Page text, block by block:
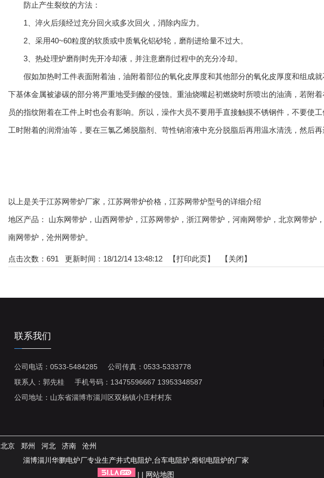
防止产生裂纹的方法：
1、淬火后须经过充分回火或多次回火，消除内应力。
2、采用40~60粒度的软质或中质氧化铝砂轮，磨削进给量不过大。
3、热处理炉磨削时先开冷却液，并注意磨削过程中的充分冷却。
假如加热时工件表面附着油，油附着部位的氧化皮厚度和其他部分的氧化皮厚度和组成就
下基体金属被渗碳的部分将严重地受到酸的侵蚀。重油烧嘴起初燃烧时所喷出的油滴，若附
员的指纹附着在工件上时也会有影响。所以，澡作大员不要用手直接触摸不锈钢件，不要使
工时附着的润滑油等，要在三氯乙烯脱脂剂、苛性钠溶液中充分脱脂后再用温水清洗，然后再
以上是关于江苏网带炉厂家，江苏网带炉价格，江苏网带炉型号的详细介绍
地区产品： 山东网带炉 ， 山西网带炉 ， 江苏网带炉 ， 浙江网带炉 ， 河南网带炉 ， 北京网带炉 ，
南网带炉 ， 沧州网带炉。
点击次数： 691 更新时间：18/12/14 13:48:12 【打印此页】 【关闭】
联系我们
公司电话：0533-5484285 公司传真：0533-5333778
联系人：郭先桂 手机号码：13475596667 13953348587
公司地址：山东省淄博市淄川区双杨镇小庄村村东
北京 郑州 河北 济南
沧州
淄博淄川华鹏电炉厂专业生产井式电阻炉,台车电阻炉,熔铝电阻炉的厂家
| | 网站地图